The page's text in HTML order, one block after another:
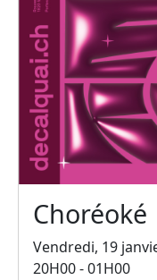
Choréoké
Vendredi, 19
20H00 - 01H00